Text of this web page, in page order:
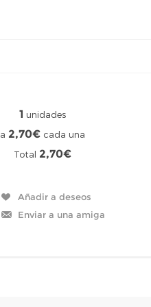
1 unidades
a 2,70€cada una
Total 2,70€